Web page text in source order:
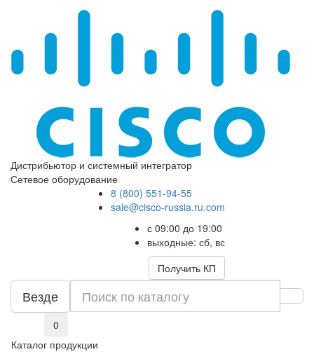
Дистрибьютор и системный интегратор
Сетевое оборудование
8 (800) 551-94-55
sale@cisco-russia.ru.com
с 09:00 до 19:00
выходные: сб, вс
Получить КП
Везде
0
Каталог продукции